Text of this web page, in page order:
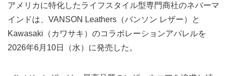
アメリカに特化したライフスタイル型専門商社のネバーマ
インドは、VANSON Leathers（バンソン レザー）と
Kawasaki（カワサキ）のコラボレーションアパレルを
2026年6月10日（水）に発売した。